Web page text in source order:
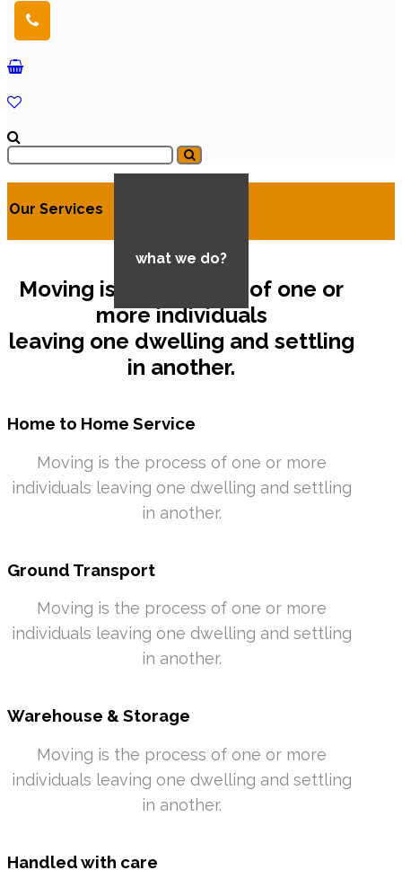
Our Services
what we do?
Moving is the process of one or
more individuals
leaving one dwelling and settling
in another.
Home to Home Service
Moving is the process of one or more
individuals leaving one dwelling and settling
in another.
Ground Transport
Moving is the process of one or more
individuals leaving one dwelling and settling
in another.
Warehouse & Storage
Moving is the process of one or more
individuals leaving one dwelling and settling
in another.
Handled with care